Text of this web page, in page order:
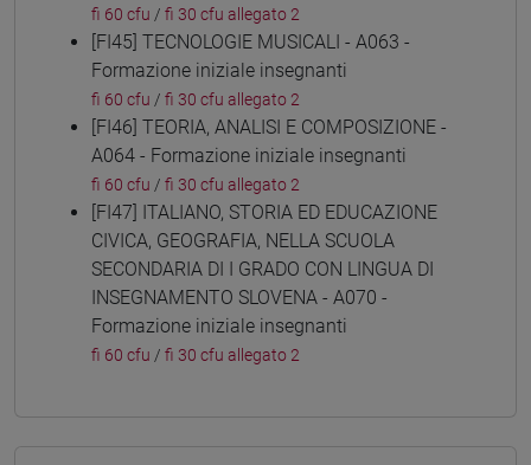
fi 60 cfu / fi 30 cfu allegato 2
[FI45] TECNOLOGIE MUSICALI - A063 -
Formazione iniziale insegnanti
fi 60 cfu / fi 30 cfu allegato 2
[FI46] TEORIA, ANALISI E COMPOSIZIONE -
A064 - Formazione iniziale insegnanti
fi 60 cfu / fi 30 cfu allegato 2
[FI47] ITALIANO, STORIA ED EDUCAZIONE
CIVICA, GEOGRAFIA, NELLA SCUOLA
SECONDARIA DI I GRADO CON LINGUA DI
INSEGNAMENTO SLOVENA - A070 -
Formazione iniziale insegnanti
fi 60 cfu / fi 30 cfu allegato 2